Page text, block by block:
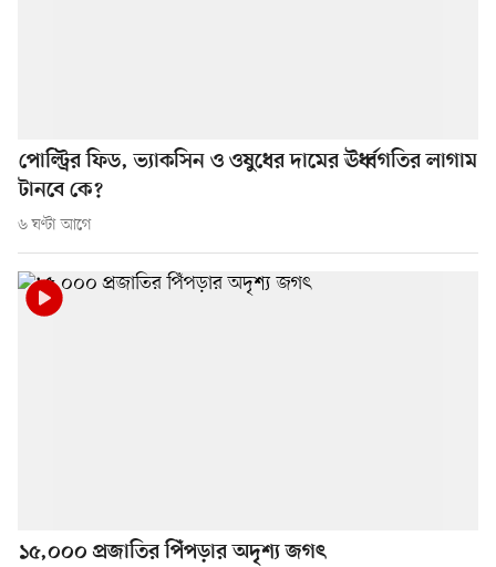
পোল্ট্রির ফিড, ভ্যাকসিন ও ওষুধের দামের ঊর্ধ্বগতির লাগাম
টানবে কে?
৬ ঘণ্টা আগে
১৫,০০০ প্রজাতির পিঁপড়ার অদৃশ্য জগৎ